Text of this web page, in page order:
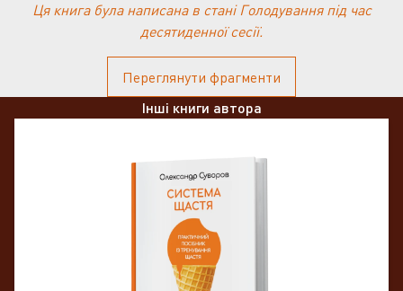
Ця книга була написана в стані Голодування під час
десятиденної сесії.
Переглянути фрагменти
Інші книги автора